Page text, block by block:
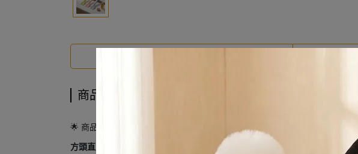
商品介紹
🌟 商品介紹
方頭直角設計 ：勺頭一側設計成直角，能輕鬆深入罐頭底部的縫隙與死角，